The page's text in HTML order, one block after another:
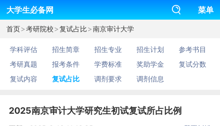
大学生必备网 菜单
首页>考研院校>复试占比>南京审计大学
学科评估 招生简章 招生专业 招生计划
参考书目
考研真题
报考条件 学费标准 奖助学金
复试分数
复试内容
复试占比 调剂要求 调剂信息
2025南京审计大学研究生初试复试所占比例